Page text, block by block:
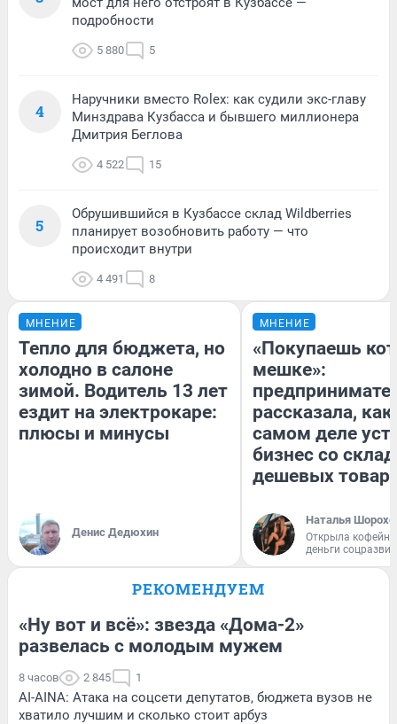
подробности
5 880 5
4
Наручники вместо Rolex: как судили экс-главу
Минздрава Кузбасса и бывшего миллионера
Дмитрия Беглова
4 522 15
5
Обрушившийся в Кузбассе склад Wildberries
планирует возобновить работу — что
происходит внутри
4 491 8
МНЕНИЕ
Тепло для бюджета, но
холодно в салоне
зимой. Водитель 13 лет
ездит на электрокаре:
плюсы и минусы
Денис Дедюхин
МНЕНИЕ
«Покупаешь
мешке»:
рассказала, как
самом деле
бизнес со
дешевых
Наталья
Открыла
деньги
РЕКОМЕНДУЕМ
«Ну вот и всё»: звезда «Дома-2»
развелась с молодым мужем
8 часов 2 845 1
AI-AINA: Атака на соцсети депутатов, бюджета вузов не
хватило лучшим и сколько стоит арбуз